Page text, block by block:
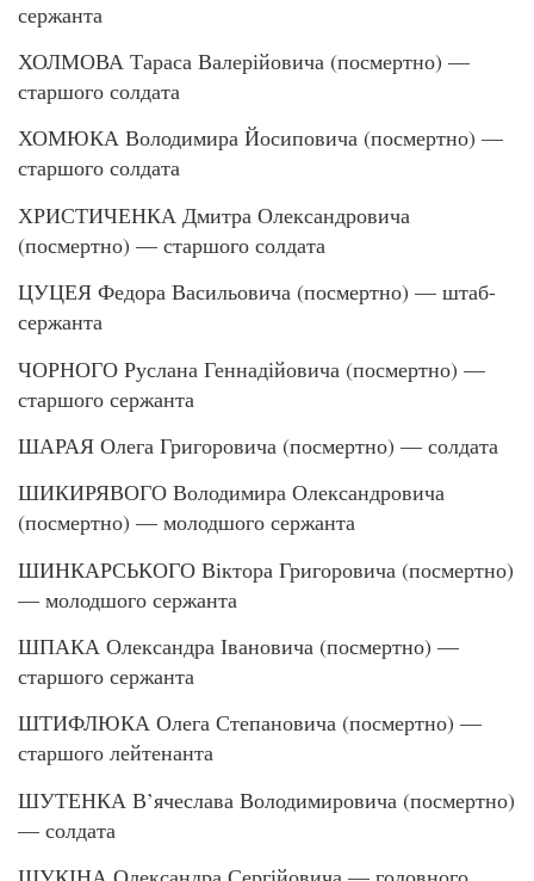
сержанта
ХОЛМОВА Тараса Валерійовича (посмертно) —
старшого солдата
ХОМЮКА Володимира Йосиповича (посмертно) —
старшого солдата
ХРИСТИЧЕНКА Дмитра Олександровича
(посмертно) — старшого солдата
ЦУЦЕЯ Федора Васильовича (посмертно) — штаб-
сержанта
ЧОРНОГО Руслана Геннадійовича (посмертно) —
старшого сержанта
ШАРАЯ Олега Григоровича (посмертно) — солдата
ШИКИРЯВОГО Володимира Олександровича
(посмертно) — молодшого сержанта
ШИНКАРСЬКОГО Віктора Григоровича (посмертно)
— молодшого сержанта
ШПАКА Олександра Івановича (посмертно) —
старшого сержанта
ШТИФЛЮКА Олега Степановича (посмертно) —
старшого лейтенанта
ШУТЕНКА В’ячеслава Володимировича (посмертно)
— солдата